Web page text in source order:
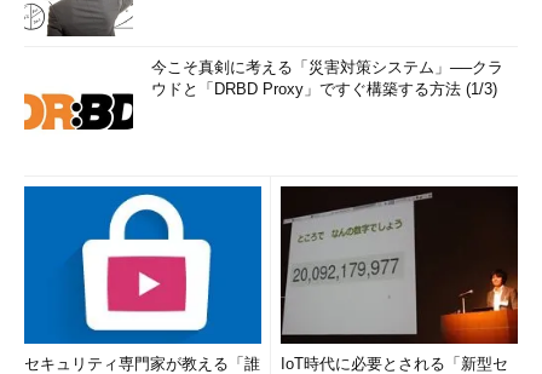
今こそ真剣に考える「災害対策システム」──クラ
ウドと「DRBD Proxy」ですぐ構築する方法 (1/3)
セキュリティ専門家が教える「誰
IoT時代に必要とされる「新型セ